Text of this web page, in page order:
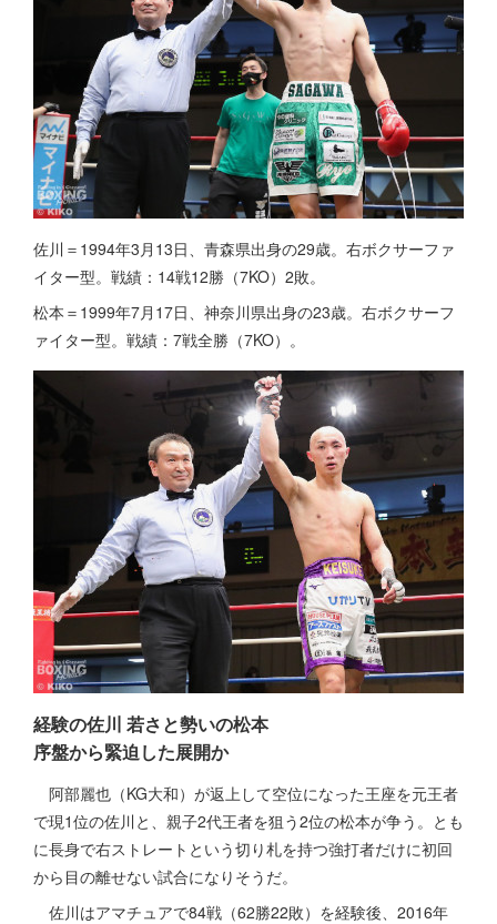
佐川＝1994年3月13日、青森県出身の29歳。右ボクサーファ
イター型。戦績：14戦12勝（7KO）2敗。
松本＝1999年7月17日、神奈川県出身の23歳。右ボクサーフ
ァイター型。戦績：7戦全勝（7KO）。
経験の佐川 若さと勢いの松本
序盤から緊迫した展開か
阿部麗也（KG大和）が返上して空位になった王座を元王者
で現1位の佐川と、親子2代王者を狙う2位の松本が争う。とも
に長身で右ストレートという切り札を持つ強打者だけに初回
から目の離せない試合になりそうだ。
佐川はアマチュアで84戦（62勝22敗）を経験後、2016年